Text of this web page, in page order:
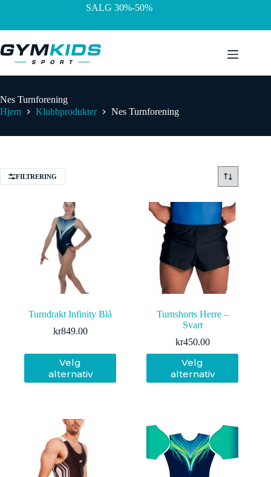
SALG 30%-50%
Nes Turnforening
Hjem
Klubbprodukter Nes Turnforening
FILTRERING
Turndrakt Infinity Blå
kr849.00
Velg
alternativ
Dette
produktet
har
kan
velges
på
produktsiden
Turnshorts Herre –
Svart
kr450.00
Velg
alternativ
Dette
produktet
har
velges
på
produktsiden